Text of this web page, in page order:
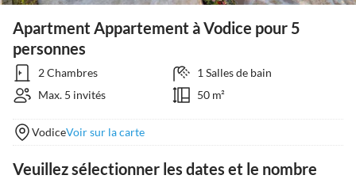
Apartment Appartement à Vodice pour 5
personnes
2 Chambres
1 Salles de bain
Max. 5 invités
50 m²
VodiceVoir sur la carte
Veuillez sélectionner les dates et le nombre